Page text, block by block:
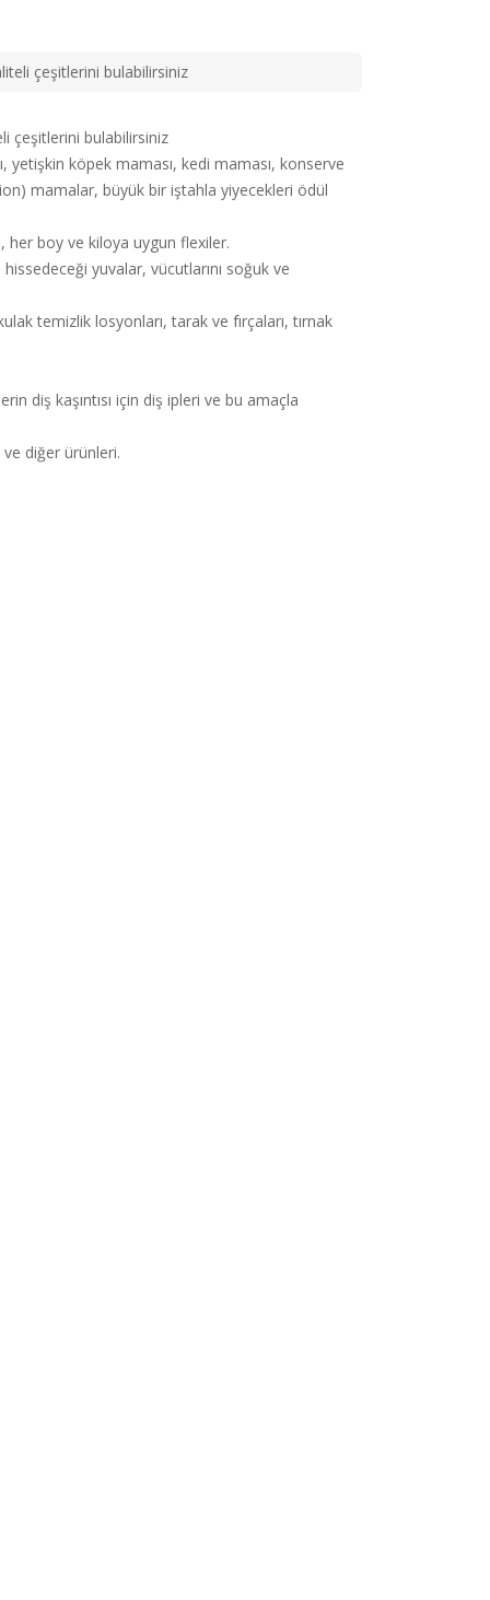
çeşitlerini bulabilirsiniz
çeşitlerini bulabilirsiniz
yetişkin köpek maması, kedi maması, konserve
mamalar, büyük bir iştahla yiyecekleri ödül
her boy ve kiloya uygun flexiler.
yuvalar, vücutlarını soğuk ve
temizlik losyonları, tarak ve fırçaları, tırnak
diş kaşıntısı için diş ipleri ve bu amaçla
diğer ürünleri.